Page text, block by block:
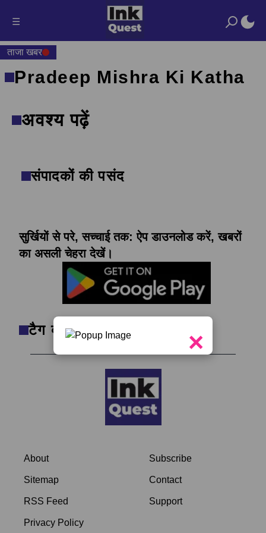
☰
ताजा खबर
×
Pradeep Mishra Ki Katha
अवश्य पढ़ें
संपादकों की पसंद
सुर्खियों से परे, सच्चाई तक: ऐप डाउनलोड करें, खबरों
का असली चेहरा देखें।
टैग क्लाउड
About
Sitemap
RSS Feed
Privacy Policy
Subscribe
Contact
Support